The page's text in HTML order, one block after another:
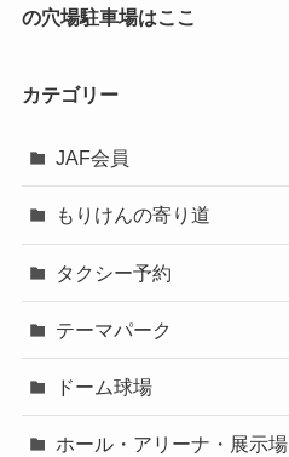
の穴場駐車場はここ
カテゴリー
JAF会員
もりけんの寄り道
タクシー予約
テーマパーク
ドーム球場
ホール・アリーナ・展示場